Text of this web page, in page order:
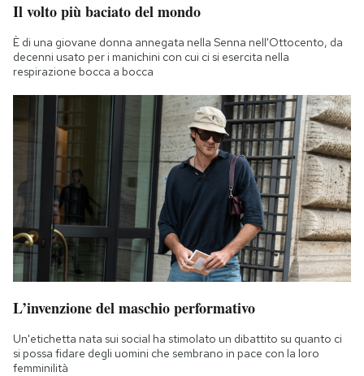
Il volto più baciato del mondo
È di una giovane donna annegata nella Senna nell'Ottocento, da
decenni usato per i manichini con cui ci si esercita nella
respirazione bocca a bocca
L’invenzione del maschio performativo
Un'etichetta nata sui social ha stimolato un dibattito su quanto ci
si possa fidare degli uomini che sembrano in pace con la loro
femminilità